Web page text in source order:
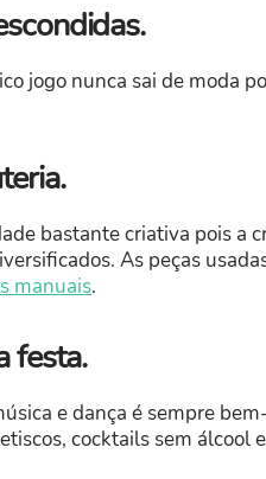
jogo nunca sai de moda
bastante criativa pois a
As peças
manuais.
festa.
e dança é sempre
cocktails sem álcool